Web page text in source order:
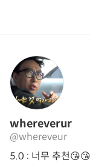
whereverur
@whereveur
5.0 : 너무 추천